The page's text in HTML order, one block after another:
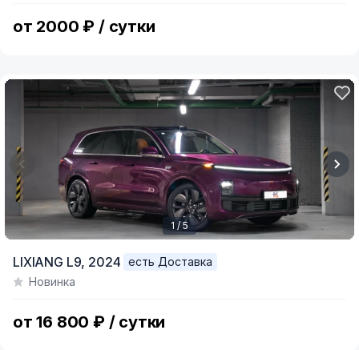
от 2000 ₽ / сутки
of
1 / 5
LIXIANG L9, 2024
есть Доставка
Новинка
от 16 800 ₽ / сутки